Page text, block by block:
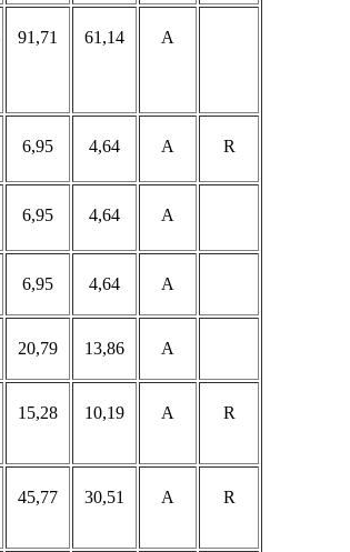
91,71 61,14 A
6,95 4,64 A R
6,95 4,64 A
6,95 4,64 A
20,79 13,86 A
15,28 10,19 A R
45,77 30,51 A R